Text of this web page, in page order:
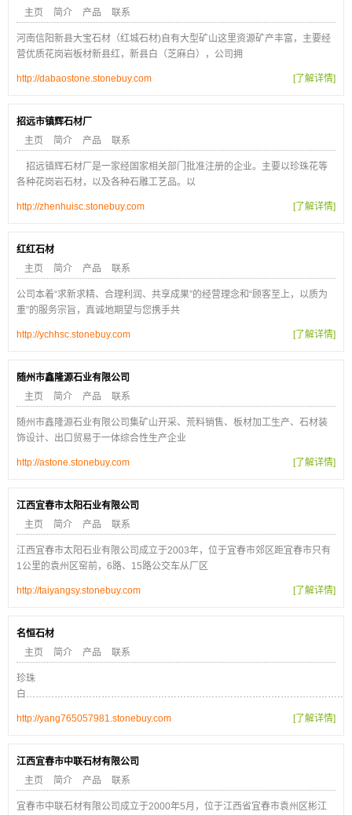
主页
简介 产品 联系
河南信阳新县大宝石材（红城石材)自有大型矿山这里资源矿产丰富，主要经
营优质花岗岩板材新县红，新县白（芝麻白），公司拥
http://dabaostone.stonebuy.com [了解详情]
招远市镇辉石材厂
主页
简介 产品 联系
招远镇辉石材厂是一家经国家相关部门批准注册的企业。主要以珍珠花等
各种花岗岩石材，以及各种石雕工艺品。以
http://zhenhuisc.stonebuy.com [了解详情]
红红石材
主页
简介 产品 联系
公司本着“求新求精、合理利润、共享成果”的经营理念和“顾客至上，以质为
重”的服务宗旨，真诚地期望与您携手共
http://ychhsc.stonebuy.com [了解详情]
随州市鑫隆源石业有限公司
主页
简介 产品 联系
随州市鑫隆源石业有限公司集矿山开采、荒料销售、板材加工生产、石材装
饰设计、出口贸易于一体综合性生产企业
http://astone.stonebuy.com [了解详情]
江西宜春市太阳石业有限公司
主页
简介 产品 联系
江西宜春市太阳石业有限公司成立于2003年，位于宜春市郊区距宜春市只有
1公里的袁州区窑前，6路、15路公交车从厂区
http://taiyangsy.stonebuy.com [了解详情]
名恒石材
主页
简介 产品 联系
珍珠
白
http://yang765057981.stonebuy.com [了解详情]
江西宜春市中联石材有限公司
主页
简介 产品 联系
宜春市中联石材有限公司成立于2000年5月，位于江西省宜春市袁州区彬江